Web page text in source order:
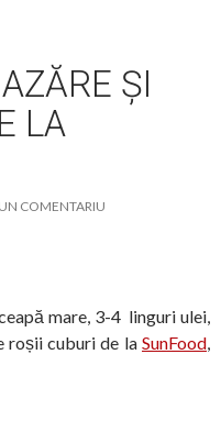
ȘI
LA
COMENTARIU
mare, 3-4 linguri ulei,
roșii cuburi de la SunFood,
și roșii cuburi de la